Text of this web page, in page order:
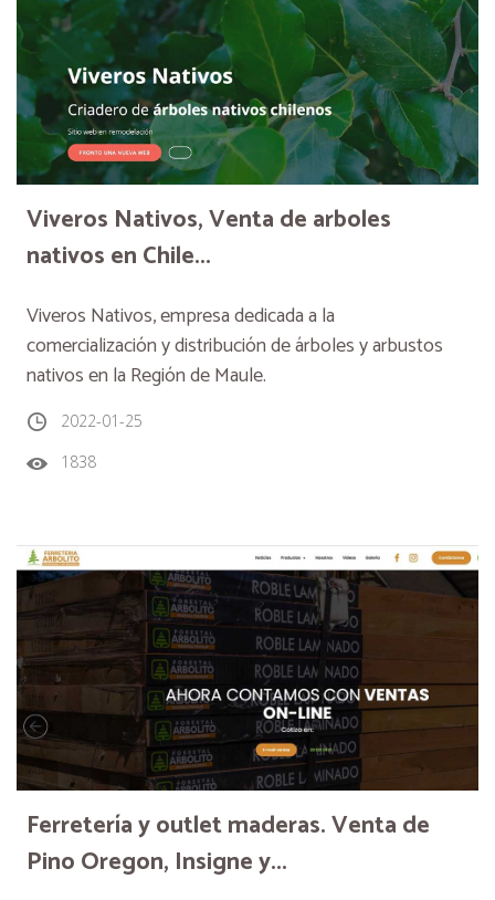
Viveros Nativos, Venta de arboles
nativos en Chile...
Viveros Nativos, empresa dedicada a la
comercialización y distribución de árboles y arbustos
nativos en la Región de Maule.
2022-01-25
1838
Ferretería y outlet maderas. Venta de
Pino Oregon, Insigne y...